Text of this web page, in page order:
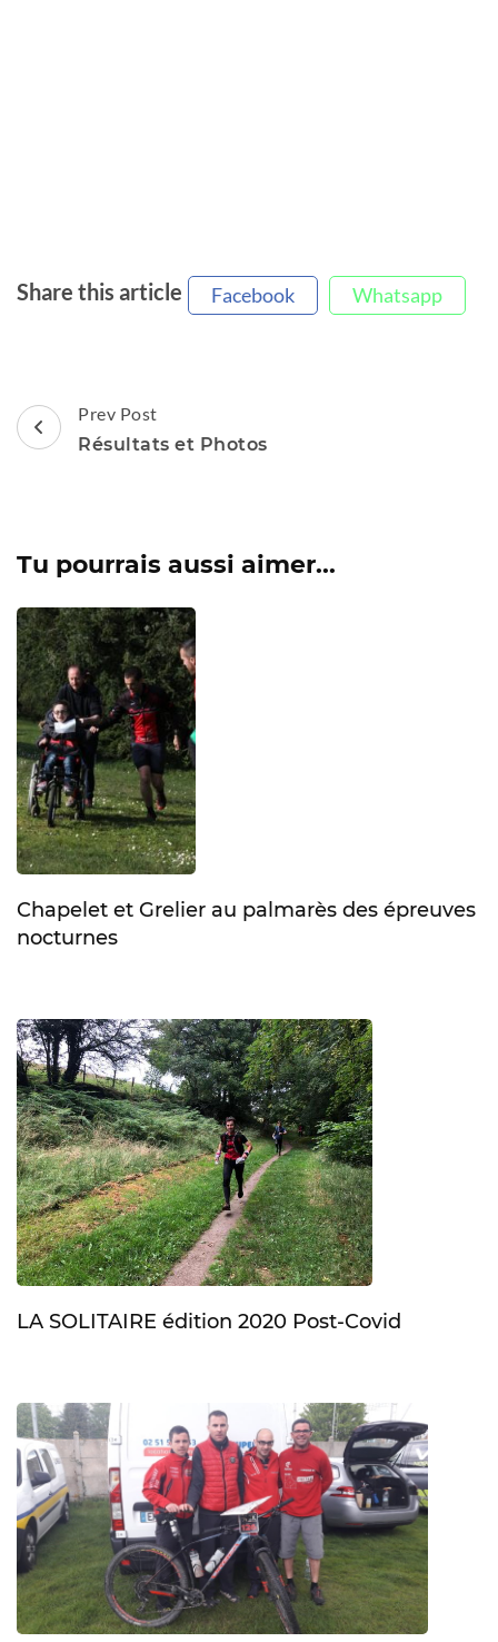
Share this article Facebook Whatsapp
Post
Navigation
Prev Post
Résultats et Photos
Tu pourrais aussi aimer...
Chapelet et Grelier au palmarès des épreuves
nocturnes
LA SOLITAIRE édition 2020 Post-Covid